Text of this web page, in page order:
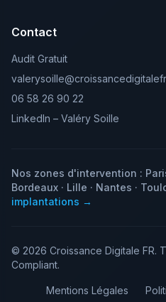
Contact
Audit Gratuit
06 58 26 90 22
LinkedIn – Valéry Soille
Nos zones d'intervention :
Bordeaux · Lille · Nantes ·
implantations →
© 2026 Croissance Digitale FR.
Compliant.
Mentions Légales